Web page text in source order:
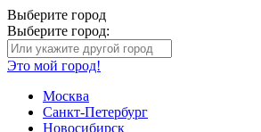
Выберите город
Выберите город:
Это мой город!
Москва
Санкт-Петербург
Новосибирск